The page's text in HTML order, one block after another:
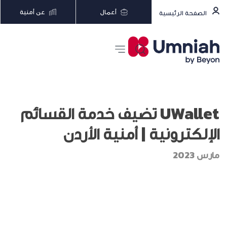
الصفحة الرئيسية أعمال عن أمنية
UWallet تضيف خدمة القسائم
الإلكترونية | أمنية الأردن
مارس 2023